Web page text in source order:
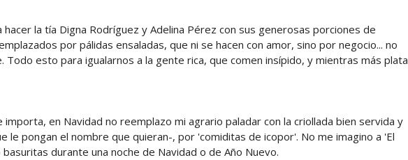
la tía Digna Rodríguez y Adelina Pérez con sus generosas porciones de
por pálidas ensaladas, que ni se hacen con amor, sino por negocio... no
Todo esto para igualarnos a la gente rica, que comen insípido, y mientras más plata
importa, en Navidad no reemplazo mi agrario paladar con la criollada bien servida y
le pongan el nombre que quieran-, por 'comiditas de icopor'. No me imagino a 'El
durante una noche de Navidad o de Año Nuevo.